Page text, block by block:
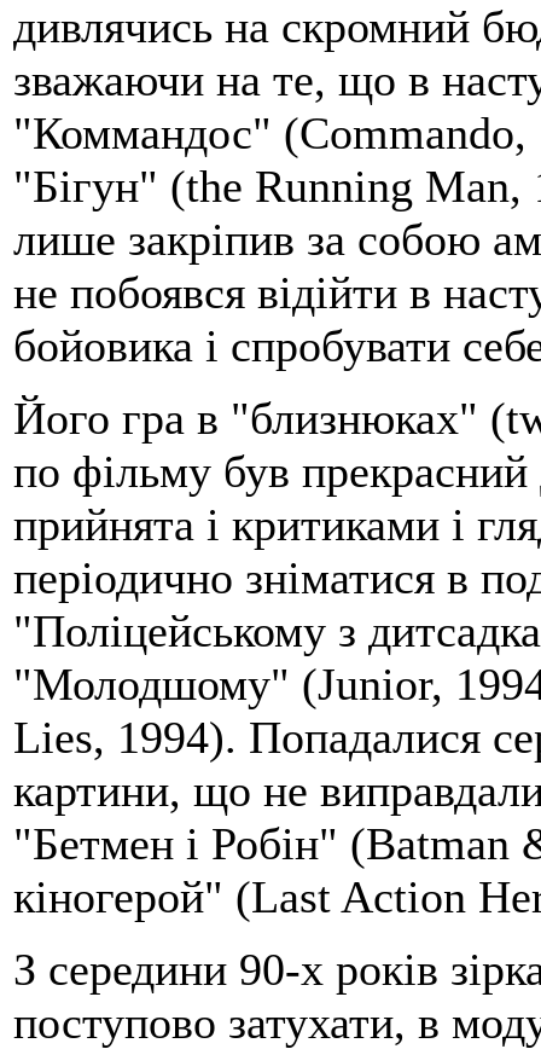
дивлячись на скромний
зважаючи на те, що в
"Коммандос"
"Бігун" (the Running Man,
лише закріпив за собою
не побоявся відійти в
бойовика і спробувати
Його гра в "близнюках"
по фільму був
прийнята і критиками і
періодично зніматися в
"Поліцейському з
"Молодшому" (Junior,
Lies, 1994). Попадалися
картини, що не виправдали
"Бетмен і Робін"
кіногерой" (Last Action
З середини 90-х років
поступово затухати, в